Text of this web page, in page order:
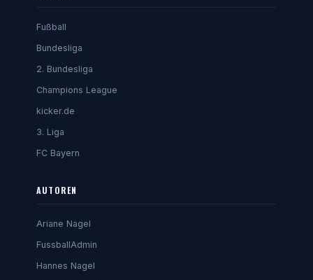
Fußball
Bundesliga
2. Bundesliga
Champions League
kicker.de
3. Liga
FC Bayern
AUTOREN
Ariane Nagel
FussballAdmin
Hannes Nagel